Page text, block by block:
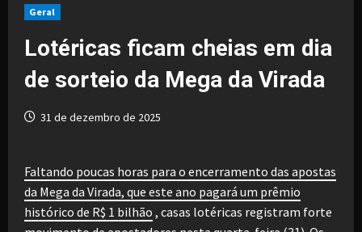
Geral
Lotéricas ficam cheias em dia
de sorteio da Mega da Virada
31 de dezembro de 2025
Faltando poucas horas para o encerramento das apostas
da Mega da Virada, que este ano pagará um prêmio
histórico de R$ 1 bilhão , casas lotéricas registram forte